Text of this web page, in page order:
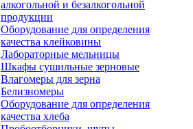
алкогольной и безалкогольной
продукции
Оборудование для определения
качества клейковины
Лабораторные мельницы
Шкафы сушильные зерновые
Влагомеры для зерна
Белизномеры
Оборудование для определения
качества хлеба